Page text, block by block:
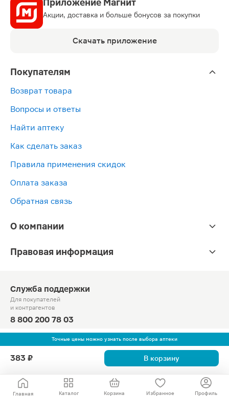
Точные цены можно узнать после выбора аптеки
383 ₽ В корзину
Главная Каталог Корзина Избранное Профиль
Приложение Магнит
Акции, доставка и больше бонусов за покупки
Скачать приложение
Покупателям
Возврат товара
Вопросы и ответы
Найти аптеку
Как сделать заказ
Правила применения скидок
Оплата заказа
Обратная связь
О компании
Правовая информация
Служба поддержки
Для покупателей
и контрагентов
8 800 200 78 03
Круглосуточно, звонок по России бесплатный
© Официальный сайт сети «Магнит».